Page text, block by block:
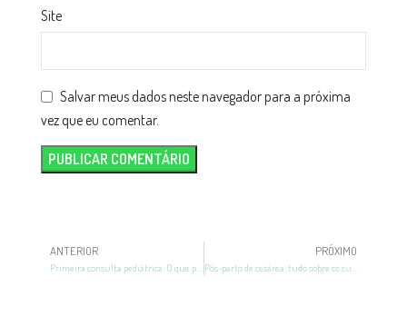
Site
Salvar meus dados neste navegador para a próxima
vez que eu comentar.
ANTERIOR
Primeira consulta pediátrica: O que perguntar? Quando ir?
PRÓXIMO
Pós-parto de cesárea: tudo sobre os cuidados e recuperação